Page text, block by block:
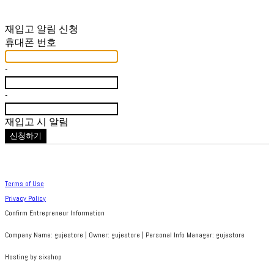
재입고 알림 신청
휴대폰 번호
-
-
재입고 시 알림
신청하기
Terms of Use
Privacy Policy
Confirm Entrepreneur Information
Company Name: gujestore | Owner: gujestore | Personal Info Manager: gujestore
Hosting by sixshop